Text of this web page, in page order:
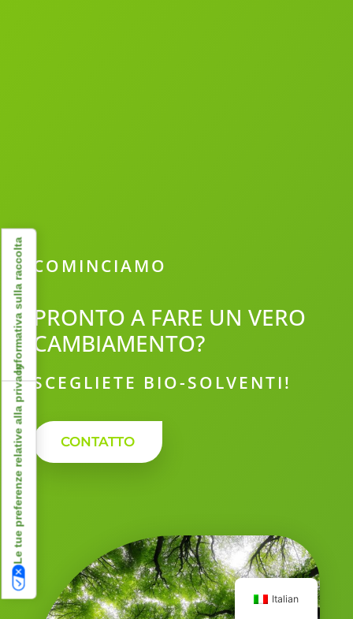
COMINCIAMO
PRONTO A FARE UN VERO
CAMBIAMENTO?
SCEGLIETE BIO-SOLVENTI!
CONTATTO
Italian
Le tue preferenze relative alla privacy
Informativa sulla raccolta